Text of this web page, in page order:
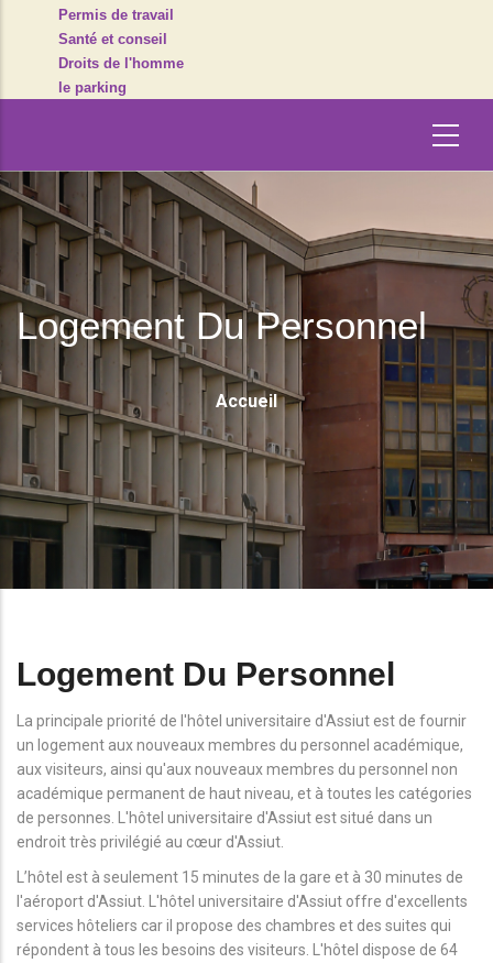
Permis de travail
Santé et conseil
Droits de l'homme
le parking
Logement Du Personnel
Fil
D'Ariane
Accueil
Logement Du Personnel
La principale priorité de l'hôtel universitaire d'Assiut est de fournir
un logement aux nouveaux membres du personnel académique,
aux visiteurs, ainsi qu'aux nouveaux membres du personnel non
académique permanent de haut niveau, et à toutes les catégories
de personnes. L'hôtel universitaire d'Assiut est situé dans un
endroit très privilégié au cœur d'Assiut.
L’hôtel est à seulement 15 minutes de la gare et à 30 minutes de
l'aéroport d'Assiut. L'hôtel universitaire d'Assiut offre d'excellents
services hôteliers car il propose des chambres et des suites qui
répondent à tous les besoins des visiteurs. L'hôtel dispose de 64